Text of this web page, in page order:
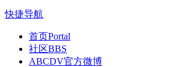
快捷导航
首页Portal
社区BBS
ABCDV官方微博